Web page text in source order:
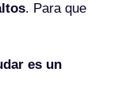
. Para que
es un